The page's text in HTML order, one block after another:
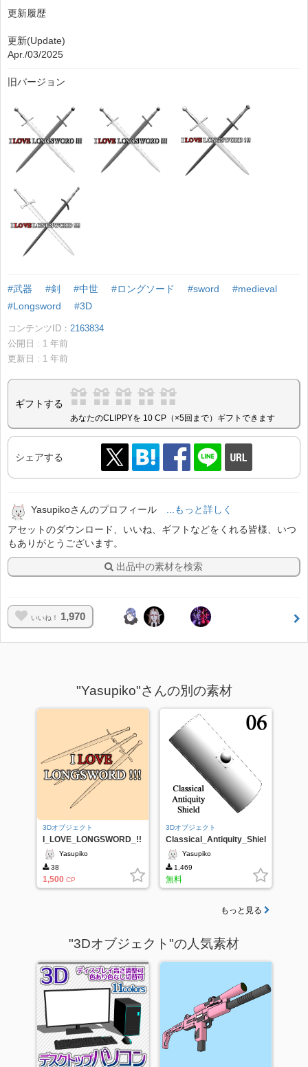
更新履歴
更新(Update)
Apr./03/2025
旧バージョン
#武器 #剣 #中世 #ロングソード #sword
#medieval
#Longsword
#3D
コンテンツID： 2163834
公開日 : 1 年前
更新日 : 1 年前
ギフトする
あなたのCLIPPYを 10 CP（×5回まで）ギフトできます
シェアする
Yasupikoさんのプロフィール
...もっと詳しく
アセットのダウンロード、いいね、ギフトなどをくれる皆様、いつ
もありがとうございます。
出品中の素材を検索
いいね！ 1,970
"Yasupiko"さんの別の素材
3Dオブジェクト
I_LOVE_LONGSWORD_!!
Yasupiko
38
1,500 CP
3Dオブジェクト
Classical_Antiquity_Shiel
d_06 Yasupiko
1,469
無料
もっと見る
"3Dオブジェクト"の人気素材